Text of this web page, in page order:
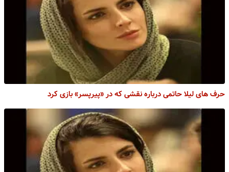
حرف های لیلا حاتمی درباره نقشی که در «پیرپسر» بازی کرد